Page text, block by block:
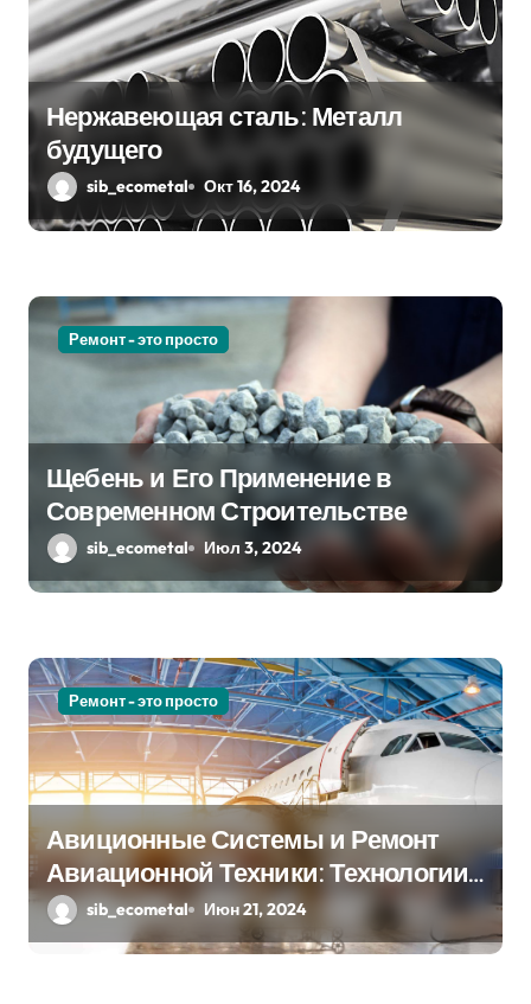
о
з
а
п
и
я
Нержавеющая сталь: Металл
будущего
sib_ecometal Окт 16, 2024
Ремонт - это просто
Щебень и Его Применение в
Современном Строительстве
sib_ecometal Июл 3, 2024
Ремонт - это просто
Авиционные Системы и Ремонт
Авиационной Техники: Технологии
и Практика
sib_ecometal Июн 21, 2024